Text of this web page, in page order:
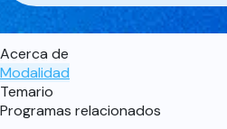
Acerca de
Modalidad
Temario
Programas relacionados